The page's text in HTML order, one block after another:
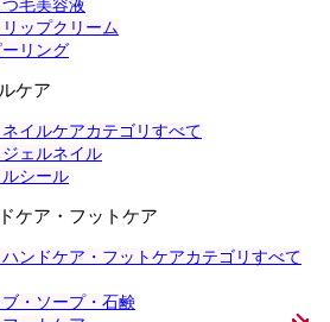
毛美容液
ップクリーム
リング
ケア
イルケアカテゴリすべて
ェルネイル
シール
ケア・フットケア
ンドケア・フットケアカテゴリすべて
・ソープ・石鹸